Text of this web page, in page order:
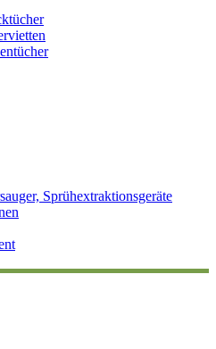
Sprühextraktionsgeräte